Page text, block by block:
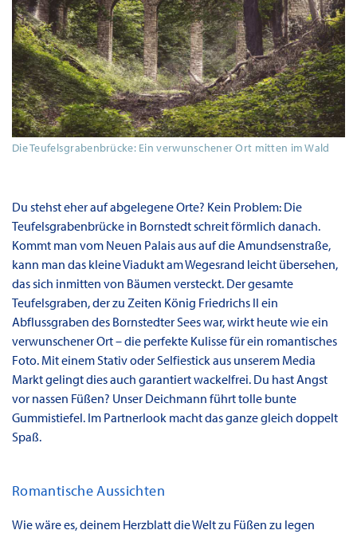
Die Teufelsgrabenbrücke: Ein verwunschener Ort mitten im Wald
Du stehst eher auf abgelegene Orte? Kein Problem: Die
Teufelsgrabenbrücke in Bornstedt schreit förmlich danach.
Kommt man vom Neuen Palais aus auf die Amundsenstraße,
kann man das kleine Viadukt am Wegesrand leicht übersehen,
das sich inmitten von Bäumen versteckt. Der gesamte
Teufelsgraben, der zu Zeiten König Friedrichs II ein
Abflussgraben des Bornstedter Sees war, wirkt heute wie ein
verwunschener Ort – die perfekte Kulisse für ein romantisches
Foto. Mit einem Stativ oder Selfiestick aus unserem Media
Markt gelingt dies auch garantiert wackelfrei. Du hast Angst
vor nassen Füßen? Unser Deichmann führt tolle bunte
Gummistiefel. Im Partnerlook macht das ganze gleich doppelt
Spaß.
Romantische Aussichten
Wie wäre es, deinem Herzblatt die Welt zu Füßen zu legen